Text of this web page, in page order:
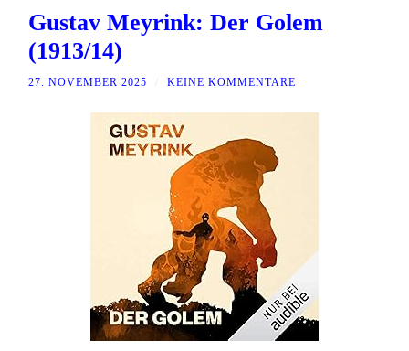
Gustav Meyrink: Der Golem
(1913/14)
27. NOVEMBER 2025 KEINE KOMMENTARE